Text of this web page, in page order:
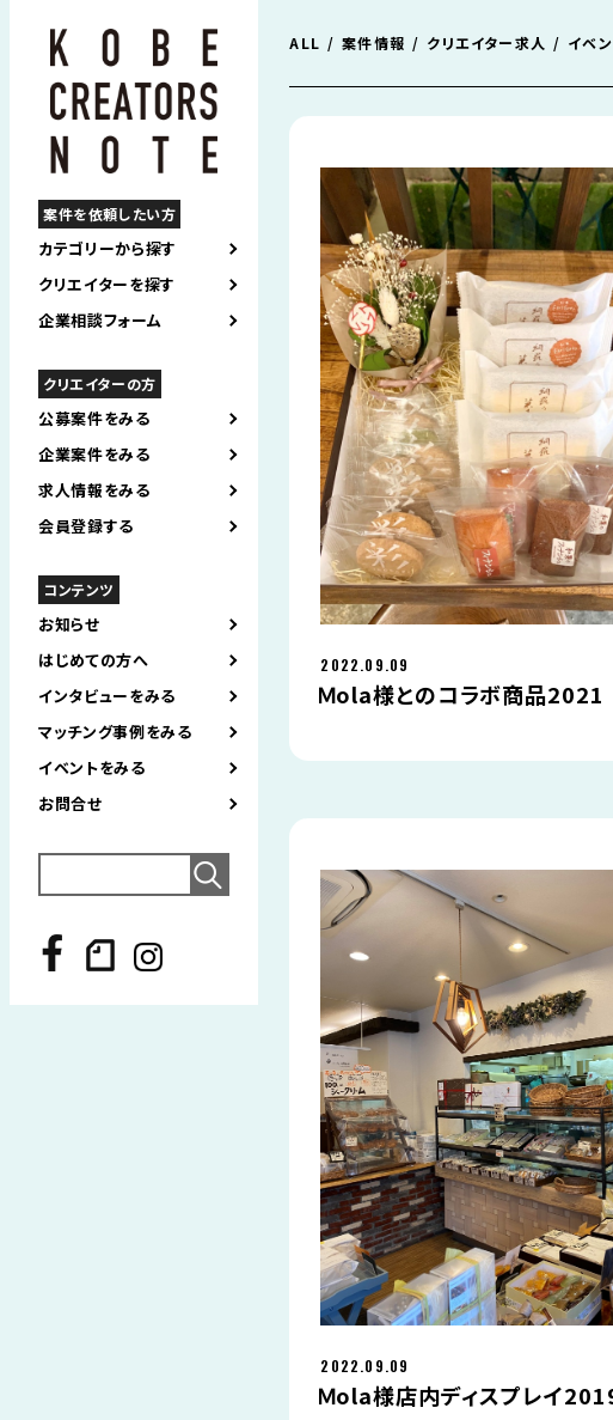
案件を依頼したい方
カテゴリーから探す
クリエイターを探す
企業相談フォーム
クリエイターの方
公募案件をみる
企業案件をみる
求人情報をみる
会員登録する
コンテンツ
お知らせ
はじめての方へ
インタビューをみる
マッチング事例をみる
イベントをみる
お問合せ
for:
ALL 案件情報 クリエイター求人 イベ
2022.09.09
Ｍola様とのコラボ商品2021
2022.09.09
Ｍola様店内ディスプレイ